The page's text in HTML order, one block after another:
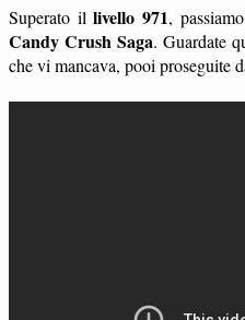
Superato illivello 971,
Candy Crush Saga. Guardate
che vi mancava, pooi proseguite